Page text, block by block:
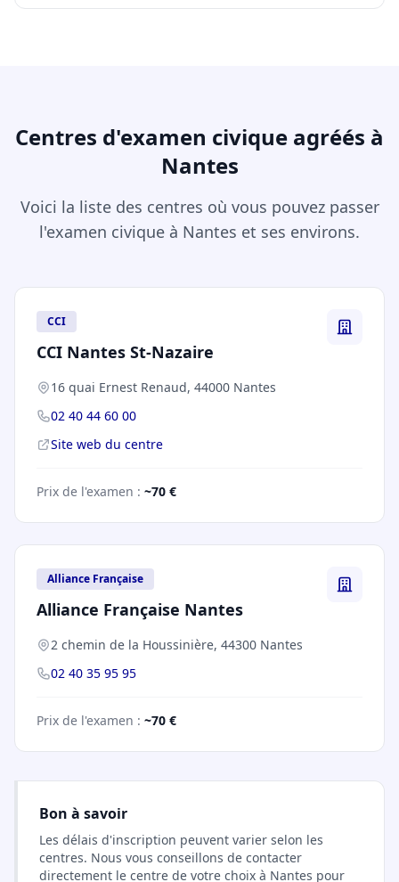
Centres d'examen civique agréés à
Nantes
Voici la liste des centres où vous pouvez passer
l'examen civique à Nantes et ses environs.
CCI
CCI Nantes St-Nazaire
16 quai Ernest Renaud, 44000 Nantes
02 40 44 60 00
Site web du centre
Prix de l'examen : ~70 €
Alliance Française
Alliance Française Nantes
2 chemin de la Houssinière, 44300 Nantes
02 40 35 95 95
Prix de l'examen : ~70 €
Bon à savoir
Les délais d'inscription peuvent varier selon les
centres. Nous vous conseillons de contacter
directement le centre de votre choix à Nantes pour